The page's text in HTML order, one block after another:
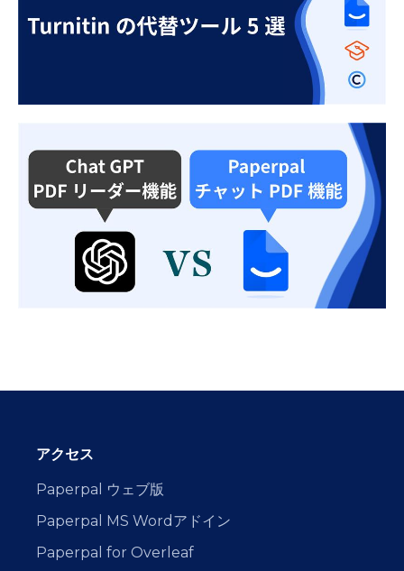
アクセス
Paperpal ウェブ版
Paperpal MS Wordアドイン
Paperpal for Overleaf